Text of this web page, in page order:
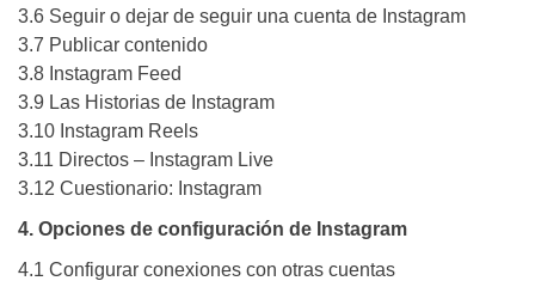
3.6 Seguir o dejar de seguir una cuenta de Instagram
3.7 Publicar contenido
3.8 Instagram Feed
3.9 Las Historias de Instagram
3.10 Instagram Reels
3.11 Directos – Instagram Live
3.12 Cuestionario: Instagram
4. Opciones de configuración de Instagram
4.1 Configurar conexiones con otras cuentas